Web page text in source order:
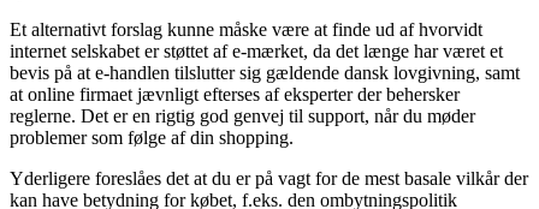
Et alternativt forslag kunne måske være at finde ud af hvorvidt
internet selskabet er støttet af e-mærket, da det længe har været et
bevis på at e-handlen tilslutter sig gældende dansk lovgivning, samt
at online firmaet jævnligt efterses af eksperter der behersker
reglerne. Det er en rigtig god genvej til support, når du møder
problemer som følge af din shopping.
Yderligere foreslåes det at du er på vagt for de mest basale vilkår der
kan have betydning for købet, f.eks. den ombytningspolitik